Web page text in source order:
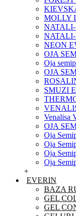
MOLLY
NEON
OJA
Oja
OJA
SMUZI
Venalisa
OJA
Oja
Oja
Oja
Oja
+
EVERIN
BAZA
GEL
GEL